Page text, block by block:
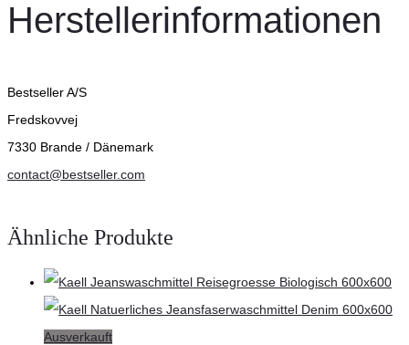
Herstellerinformationen
Bestseller A/S
Fredskovvej
7330 Brande / Dänemark
contact@bestseller.com
Ähnliche Produkte
Ausverkauft